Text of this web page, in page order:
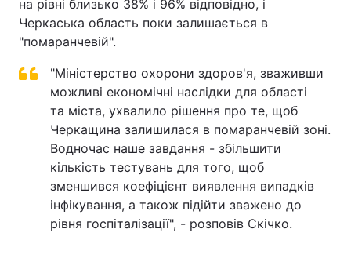
на рівні близько 38% і 96% відповідно, і
Черкаська область поки залишається в
"помаранчевій".
"Міністерство охорони здоров'я, зваживши
можливі економічні наслідки для області
та міста, ухвалило рішення про те, щоб
Черкащина залишилася в помаранчевій зоні.
Водночас наше завдання - збільшити
кількість тестувань для того, щоб
зменшився коефіцієнт виявлення випадків
інфікування, а також підійти зважено до
рівня госпіталізації", - розповів Скічко.